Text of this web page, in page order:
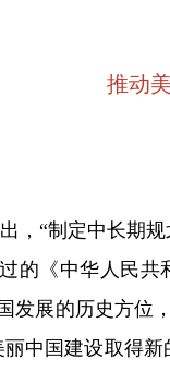
推动
“制定中长期规
的《中华人民
发展的历史方位
中国建设取得